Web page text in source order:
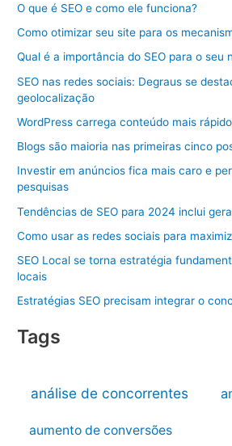
O que é SEO e como ele funciona?
Como otimizar seu site para os
Qual é a importância do SEO para o seu
SEO nas redes sociais: Degraus se
geolocalização
WordPress carrega conteúdo mais
Blogs são maioria nas primeiras cinco
Investir em anúncios fica mais caro e
pesquisas
Tendências de SEO para 2024 inclui
Como usar as redes sociais para
SEO Local se torna estratégia
locais
Estratégias SEO precisam integrar o
Tags
análise de concorrentes
aumento de conversões